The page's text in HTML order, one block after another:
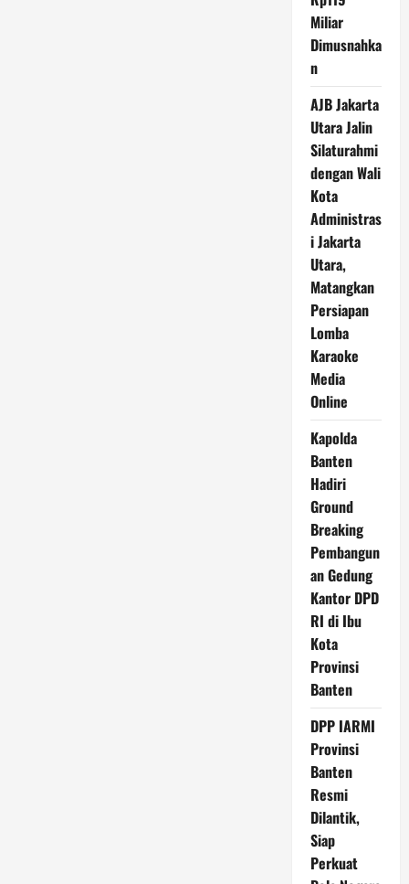
Miliar
Dimusnahka
n
AJB Jakarta
Utara Jalin
Silaturahmi
dengan Wali
Kota
Administras
i Jakarta
Utara,
Matangkan
Persiapan
Lomba
Karaoke
Media
Online
Kapolda
Banten
Hadiri
Ground
Breaking
Pembangun
an Gedung
Kantor DPD
RI di Ibu
Kota
Provinsi
Banten
DPP IARMI
Provinsi
Banten
Resmi
Dilantik,
Siap
Perkuat